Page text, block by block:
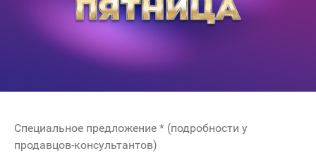
Специальное предложение * (подробности у
продавцов-консультантов)